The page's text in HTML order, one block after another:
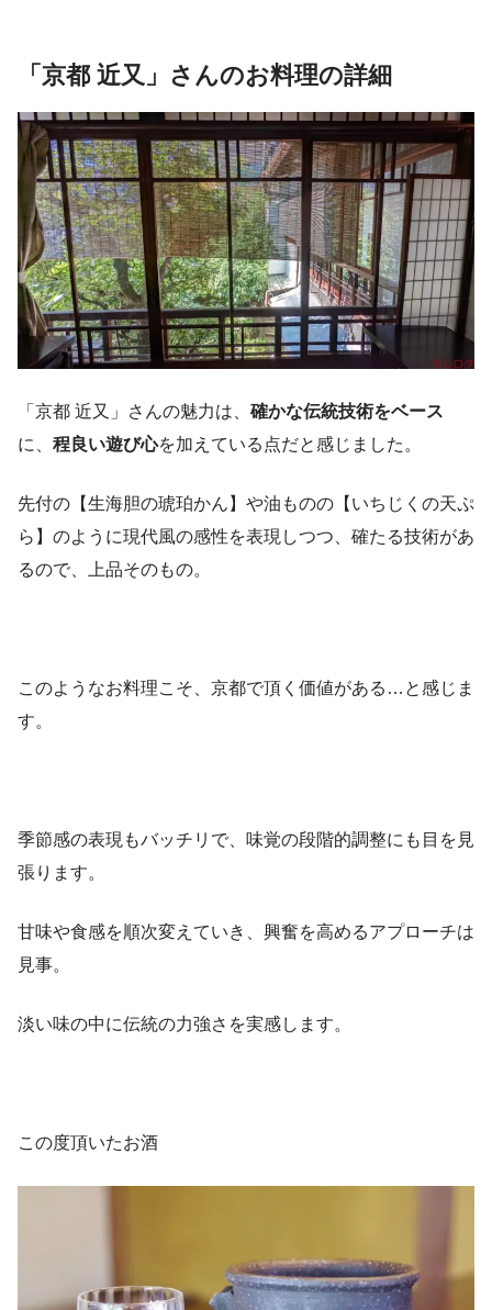
「京都 近又」さんのお料理の詳細
「京都 近又」さんの魅力は、 確かな伝統技術をベース
に、 程良い遊び心を加えている点だと感じました。
先付の【生海胆の琥珀かん】や油ものの【いちじくの天ぷ
ら】のように現代風の感性を表現しつつ、確たる技術があ
るので、上品そのもの。
このようなお料理こそ、京都で頂く価値がある…と感じま
す。
季節感の表現もバッチリで、味覚の段階的調整にも目を見
張ります。
甘味や食感を順次変えていき、興奮を高めるアプローチは
見事。
淡い味の中に伝統の力強さを実感します。
この度頂いたお酒